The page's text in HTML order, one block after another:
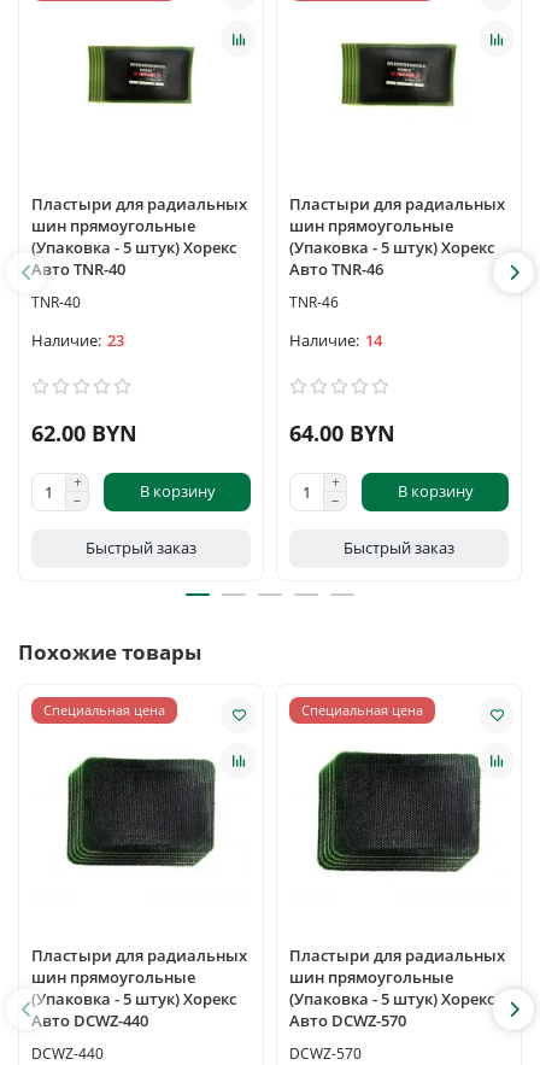
Пластыри для радиальных
шин прямоугольные
(Упаковка - 5 штук) Хорекс
Авто TNR-40
TNR-40
23
62.00 BYN
В корзину
Быстрый заказ
Пластыри для радиальных
шин прямоугольные
(Упаковка - 5 штук) Хорекс
Авто TNR-46
TNR-46
14
64.00 BYN
В корзину
Быстрый заказ
Похожие товары
Специальная цена
Пластыри для радиальных
шин прямоугольные
(Упаковка - 5 штук) Хорекс
Авто DCWZ-440
DCWZ-440
Специальная цена
Пластыри для радиальных
шин прямоугольные
(Упаковка - 5 штук) Хорекс
Авто DCWZ-570
DCWZ-570